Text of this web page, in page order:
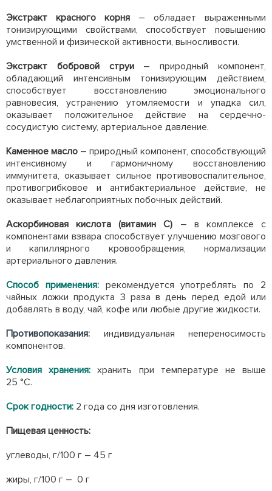
Экстракт красного корня
– обладает выраженными
тонизирующими свойствами, способствует повышению
умственной и физической активности, выносливости.
Экстракт бобровой струи
– природный компонент,
обладающий интенсивным тонизирующим действием,
способствует восстановлению эмоционального
равновесия, устранению утомляемости и упадка сил,
оказывает положительное действие на сердечно-
сосудистую систему, артериальное давление.
Каменное масло – природный компонент, способствующий
интенсивному и гармоничному восстановлению
иммунитета, оказывает сильное противовоспалительное,
противогрибковое и антибактериальное действие, не
оказывает неблагоприятных побочных действий.
Аскорбиновая кислота (витамин С)
– в комплексе с
компонентами взвара способствует улучшению мозгового
и капиллярного кровообращения, нормализации
артериального давления.
Способ применения: рекомендуется употреблять по 2
чайных ложки продукта 3 раза в день перед едой или
добавлять в воду, чай, кофе или любые другие жидкости.
Противопоказания: индивидуальная непереносимость
компонентов.
Условия хранения: хранить при температуре не выше
25 °С.
Срок годности: 2 года со дня изготовления.
Пищевая ценность:
углеводы, г/100 г – 45 г
жиры, г/100 г – 0 г